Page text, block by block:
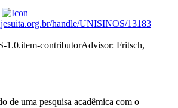
handle/UNISINOS/13183
1.0.item-contributorAdvisor: Fritsch,
de uma pesquisa acadêmica com o